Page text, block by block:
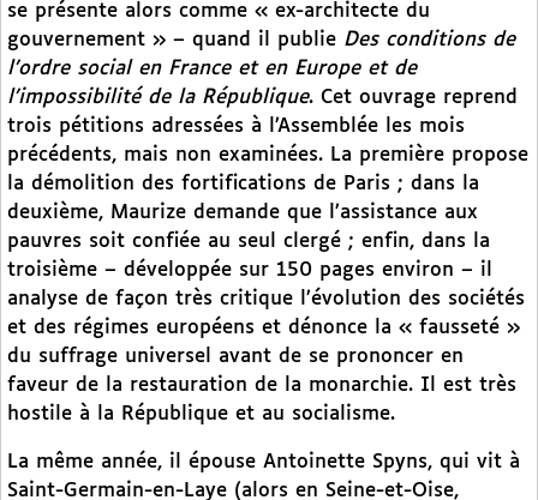
se présente alors comme « ex-architecte du
gouvernement » – quand il publie Des conditions de
l’ordre social en France et en Europe et de
l’impossibilité de la République. Cet ouvrage reprend
trois pétitions adressées à l’Assemblée les mois
précédents, mais non examinées. La première propose
la démolition des fortifications de Paris ; dans la
deuxième, Maurize demande que l’assistance aux
pauvres soit confiée au seul clergé ; enfin, dans la
troisième – développée sur 150 pages environ – il
analyse de façon très critique l’évolution des sociétés
et des régimes européens et dénonce la « fausseté »
du suffrage universel avant de se prononcer en
faveur de la restauration de la monarchie. Il est très
hostile à la République et au socialisme.
La même année, il épouse Antoinette Spyns, qui vit à
Saint-Germain-en-Laye (alors en Seine-et-Oise,